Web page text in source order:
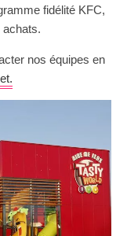
fidélité KFC,
achats.
nos équipes en